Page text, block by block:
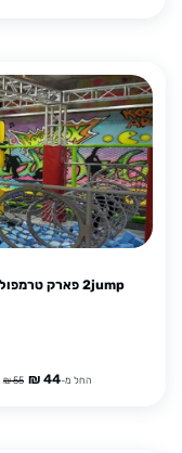
2jump פארק טרמפולינות ואטרקציות לכל המשפחה - סניף חדרה
החל מ-44 ₪
55 ₪